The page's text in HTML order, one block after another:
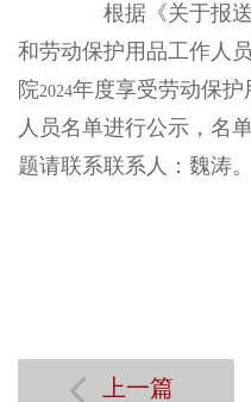
根据《关于报送
和劳动保护用品工作人
院2024年度享受劳动保
人员名单进行公示，名
题请联系联系人：魏涛。
上一篇